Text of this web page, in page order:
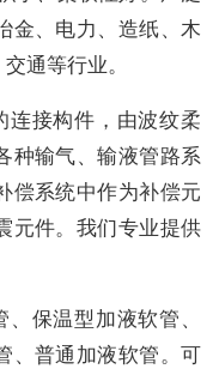
金、电力、造纸、木
通等行业。
连接构件，由波纹柔
种输气、输液管路系
偿系统中作为补偿元
元件。我们专业提供
保温型加液软管、
、普通加液软管。可